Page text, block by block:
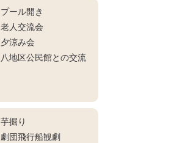
プール開き
老人交流会
夕涼み会
八地区公民館との交流
芋掘り
劇団飛行船観劇